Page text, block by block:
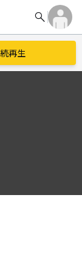
search
再生